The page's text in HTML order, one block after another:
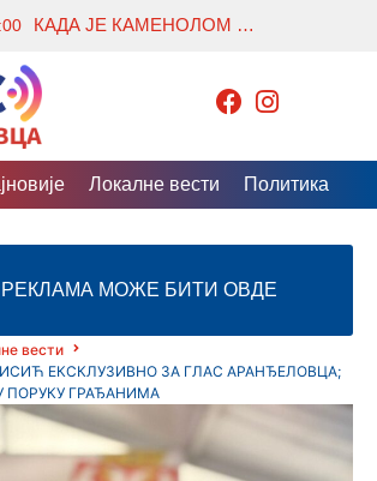
КАДА ЈЕ КАМЕНОЛОМ ОТВОРИО ВРАТА ПРАИСТОРИЈЕ
Локалне вести Политика
МОЖЕ БИТИ ОВДЕ
вести
ЕКСКЛУЗИВНО ЗА ГЛАС АРАНЂЕЛОВЦА;
ГРАЂАНИМА